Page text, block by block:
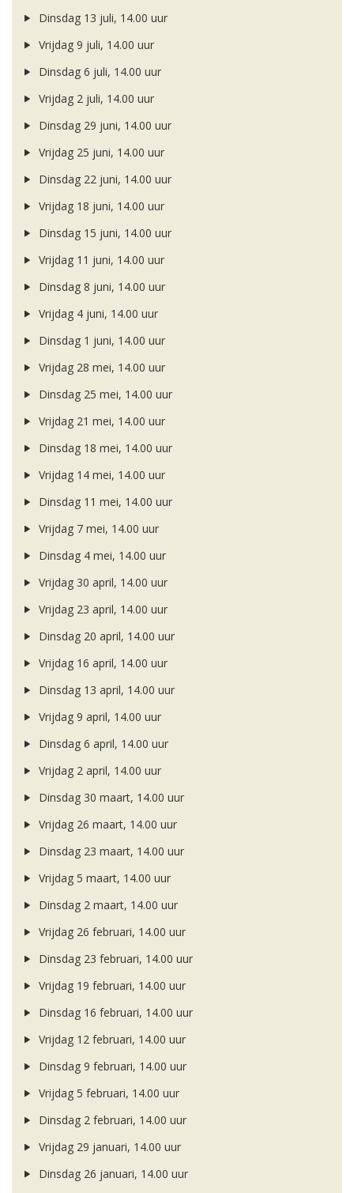
Dinsdag 13 juli, 14.00 uur
Vrijdag 9 juli, 14.00 uur
Dinsdag 6 juli, 14.00 uur
Vrijdag 2 juli, 14.00 uur
Dinsdag 29 juni, 14.00 uur
Vrijdag 25 juni, 14.00 uur
Dinsdag 22 juni, 14.00 uur
Vrijdag 18 juni, 14.00 uur
Dinsdag 15 juni, 14.00 uur
Vrijdag 11 juni, 14.00 uur
Dinsdag 8 juni, 14.00 uur
Vrijdag 4 juni, 14.00 uur
Dinsdag 1 juni, 14.00 uur
Vrijdag 28 mei, 14.00 uur
Dinsdag 25 mei, 14.00 uur
Vrijdag 21 mei, 14.00 uur
Dinsdag 18 mei, 14.00 uur
Vrijdag 14 mei, 14.00 uur
Dinsdag 11 mei, 14.00 uur
Vrijdag 7 mei, 14.00 uur
Dinsdag 4 mei, 14.00 uur
Vrijdag 30 april, 14.00 uur
Vrijdag 23 april, 14.00 uur
Dinsdag 20 april, 14.00 uur
Vrijdag 16 april, 14.00 uur
Dinsdag 13 april, 14.00 uur
Vrijdag 9 april, 14.00 uur
Dinsdag 6 april, 14.00 uur
Vrijdag 2 april, 14.00 uur
Dinsdag 30 maart, 14.00 uur
Vrijdag 26 maart, 14.00 uur
Dinsdag 23 maart, 14.00 uur
Vrijdag 5 maart, 14.00 uur
Dinsdag 2 maart, 14.00 uur
Vrijdag 26 februari, 14.00 uur
Dinsdag 23 februari, 14.00 uur
Vrijdag 19 februari, 14.00 uur
Dinsdag 16 februari, 14.00 uur
Vrijdag 12 februari, 14.00 uur
Dinsdag 9 februari, 14.00 uur
Vrijdag 5 februari, 14.00 uur
Dinsdag 2 februari, 14.00 uur
Vrijdag 29 januari, 14.00 uur
Dinsdag 26 januari, 14.00 uur